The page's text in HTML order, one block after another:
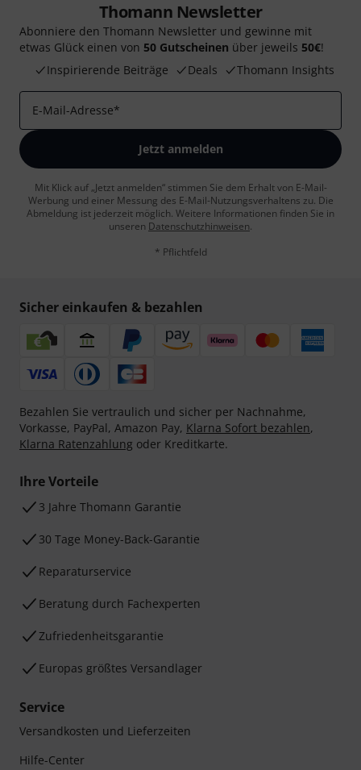
Thomann Newsletter
Abonniere den Thomann Newsletter und gewinne mit
etwas Glück einen von 50 Gutscheinen über jeweils 50€!
Inspirierende Beiträge
Deals Thomann Insights
E-Mail-Adresse*
Jetzt anmelden
Mit Klick auf „Jetzt anmelden“ stimmen Sie dem Erhalt von E-Mail-
Werbung und einer Messung des E-Mail-Nutzungsverhaltens zu. Die
Abmeldung ist jederzeit möglich. Weitere Informationen finden Sie in
unseren Datenschutzhinweisen.
* Pflichtfeld
Sicher einkaufen & bezahlen
Bezahlen Sie vertraulich und sicher per Nachnahme,
Vorkasse, PayPal, Amazon Pay, Klarna Sofort bezahlen,
Klarna Ratenzahlung oder Kreditkarte.
Ihre Vorteile
3 Jahre Thomann Garantie
30 Tage Money-Back-Garantie
Reparaturservice
Beratung durch Fachexperten
Zufriedenheitsgarantie
Europas größtes Versandlager
Service
Versandkosten und Lieferzeiten
Hilfe-Center